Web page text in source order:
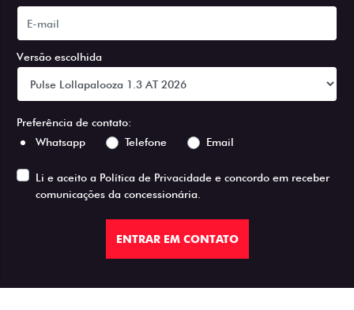
Versão escolhida
Preferência de contato:
Whatsapp
Telefone Email
Li e aceito a Política de Privacidade e concordo em receber
comunicações da concessionária.
ENTRAR EM CONTATO